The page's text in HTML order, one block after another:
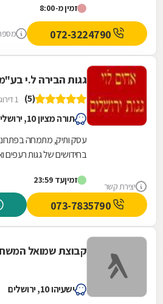
זמין מ-8:00
יצירת קשר
גגות הבירה ל.י
(5) 1 דירוגים
תורה מציון 10, ירושלים
עסק ותיק, מתמחה
בחידושים של גגות רעפים
זמיןעד 23:59
קבוצת שמואל
ישעיהו 10, ירושלים